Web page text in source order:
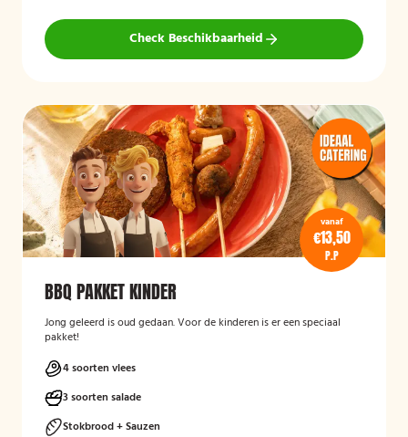
Check Beschikbaarheid
vanaf
€13,50
P.P
BBQ PAKKET KINDER
Jong geleerd is oud gedaan. Voor de kinderen is er een speciaal
pakket!
4 soorten vlees
3 soorten salade
Stokbrood + Sauzen